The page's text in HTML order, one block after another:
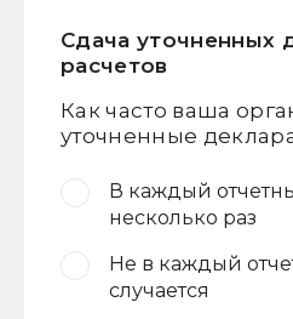
Сдача уточненных
расчетов
Как часто ваша
уточненные
В каждый
несколько раз
Не в каждый
случается